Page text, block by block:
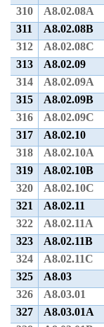
310
A8.02.08A
311
A8.02.08B
312
A8.02.08C
313
A8.02.09
314
A8.02.09A
315
A8.02.09B
316
A8.02.09C
317
A8.02.10
318
A8.02.10A
319
A8.02.10B
320
A8.02.10C
321
A8.02.11
322
A8.02.11A
323
A8.02.11B
324
A8.02.11C
325
A8.03
326
A8.03.01
327
A8.03.01A